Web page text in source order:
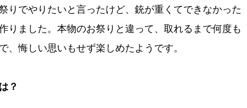
りでやりたいと言ったけど、銃が重くてできなかった
りました。本物のお祭りと違って、取れるまで何度も
、悔しい思いもせず楽しめたようです。
？